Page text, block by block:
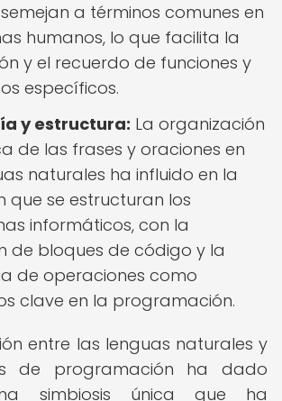
a términos comunes en
humanos, lo que facilita la
y el recuerdo de funciones y
específicos.
y estructura: La organización
de las frases y oraciones en
naturales ha influido en la
que se estructuran los
informáticos, con la
de bloques de código y la
de operaciones como
clave en la programación.
entre las lenguas naturales y
de programación ha dado
simbiosis única que ha